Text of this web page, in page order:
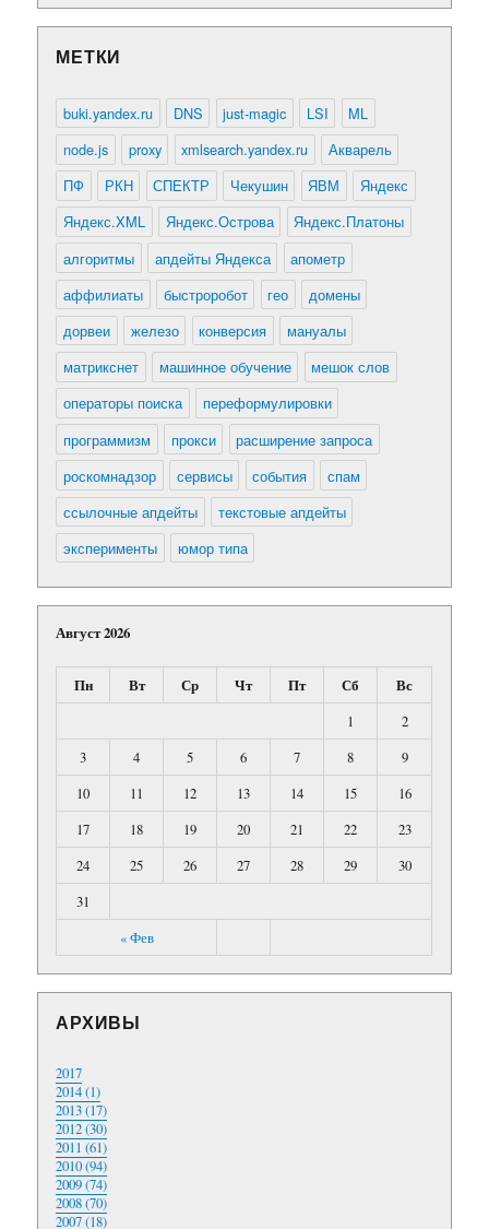
МЕТКИ
buki.yandex.ru DNS just-magic LSI
ML
node.js
proxy xmlsearch.yandex.ru
Акварель
ПФ
РКН СПЕКТР Чекушин ЯВМ
Яндекс
Яндекс.XML
Яндекс.Острова
Яндекс.Платоны
алгоритмы
апдейты Яндекса
апометр
аффилиаты
быстроробот гео
домены
дорвеи
железо конверсия
мануалы
матрикснет
машинное обучение
мешок слов
операторы поиска
переформулировки
программизм
прокси
расширение запроса
роскомнадзор
сервисы события
спам
ссылочные апдейты
текстовые апдейты
эксперименты
юмор типа
Август 2026
Пн Вт Ср Чт Пт Сб Вс
« Фев
1
2
3
4 5 6 7 8
9
10
11 12 13 14 15
16
17
18 19 20 21 22
23
24
25 26 27 28 29
30
31
АРХИВЫ
2017
2014 (1)
2013 (17)
2012 (30)
2011 (61)
2010 (94)
2009 (74)
2008 (70)
2007 (18)